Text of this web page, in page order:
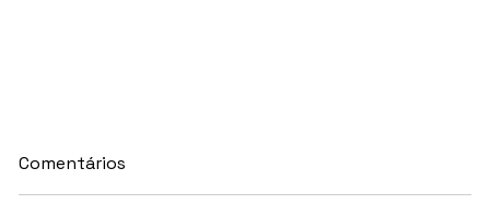
Comentários